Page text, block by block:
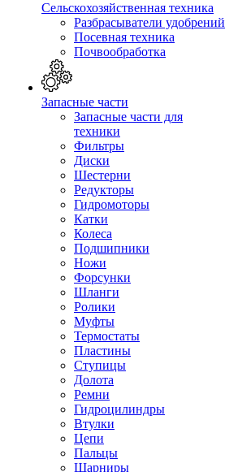
Сельскохозяйственная техника
Разбрасыватели удобрений
Посевная техника
Почвообработка
Запасные части
Запасные части для
техники
Фильтры
Диски
Шестерни
Редукторы
Гидромоторы
Катки
Колеса
Подшипники
Ножи
Форсунки
Шланги
Ролики
Муфты
Термостаты
Пластины
Ступицы
Долота
Ремни
Гидроцилиндры
Втулки
Цепи
Пальцы
Шарниры